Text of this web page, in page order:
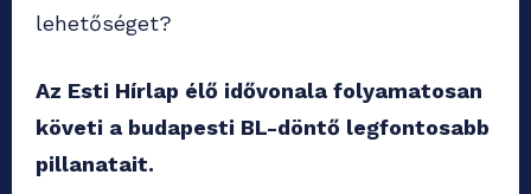
lehetőséget?
Az Esti Hírlap élő idővonala folyamatosan
követi a budapesti BL-döntő legfontosabb
pillanatait.